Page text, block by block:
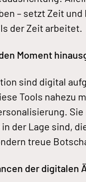
– setzt Zeit
der Zeit arbeitet.
Moment
sind digital
Tools nahezu
der Lage sind,
treue
der digitalen